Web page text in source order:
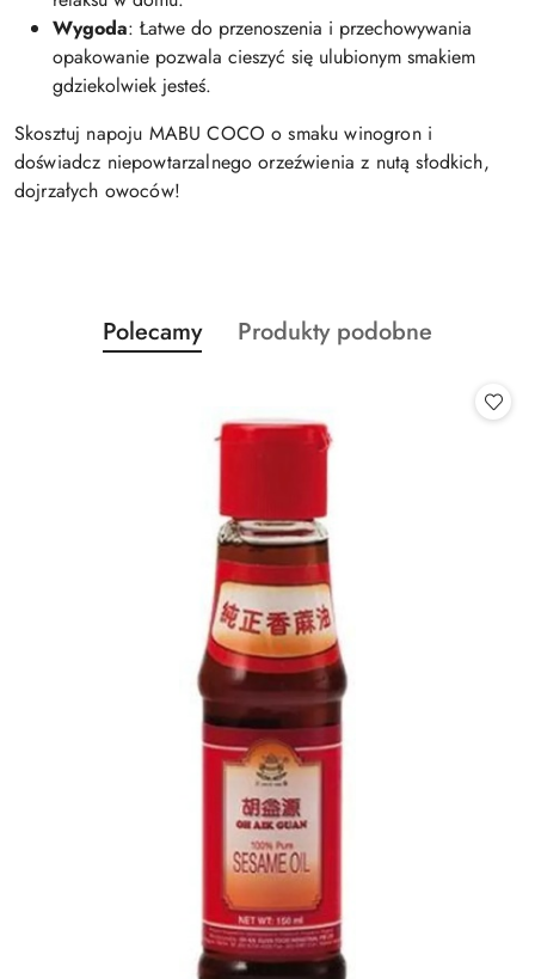
Wygoda: Łatwe do przenoszenia i przechowywania
opakowanie pozwala cieszyć się ulubionym smakiem
gdziekolwiek jesteś.
Skosztuj napoju MABU COCO o smaku winogron i
doświadcz niepowtarzalnego orzeźwienia z nutą słodkich,
dojrzałych owoców!
Pomiń karuzelę produktów
Produkty
o
Polecamy
Produkty
Produkty podobne